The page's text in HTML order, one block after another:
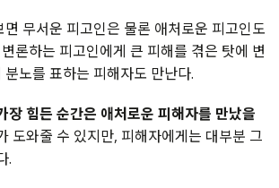
무서운 피고인은 물론 애처로운 피고인도
론하는 피고인에게 큰 피해를 겪은 탓에 변
노를 표하는 피해자도 만난다.
장 힘든 순간은 애처로운 피해자를 만났을
도와줄 수 있지만, 피해자에게는 대부분 그
.